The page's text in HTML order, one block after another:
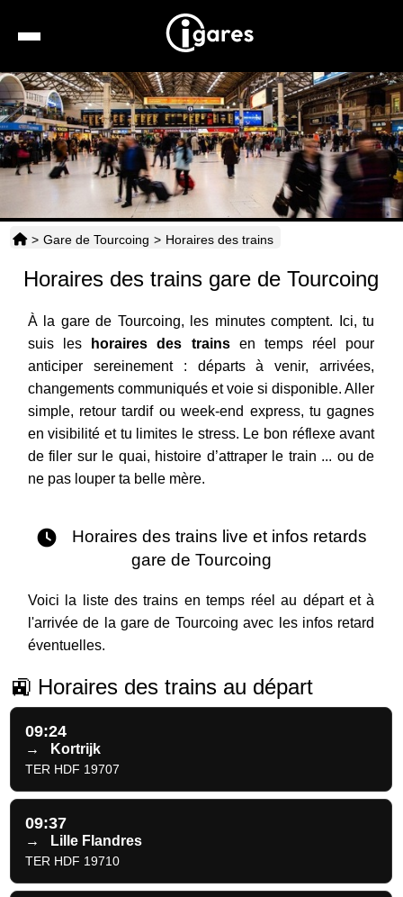
Recherche
Location de voiture
Hôtels
Horaires
> Gare de Tourcoing > Horaires des trains
Horaires des trains gare de Tourcoing
À la gare de Tourcoing, les minutes comptent. Ici, tu
suis les
horaires des trainsen temps réel pour
anticiper sereinement : départs à venir, arrivées,
changements communiqués et voie si disponible. Aller
simple, retour tardif ou week-end express, tu gagnes
en visibilité et tu limites le stress. Le bon réflexe avant
de filer sur le quai, histoire d’attraper le train ... ou de
ne pas louper ta belle mère.
Horaires des trains live et infos retards
gare de Tourcoing
Voici la liste des trains en temps réel au départ et à
l'arrivée de la gare de Tourcoing avec les infos retard
éventuelles.
🚉 Horaires des trains au départ
09:24
→ Kortrijk
TER HDF 19707
09:37
→ Lille Flandres
TER HDF 19710